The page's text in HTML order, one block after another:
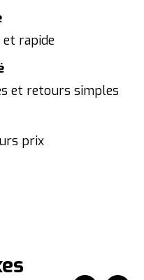
rapide
et retours simples
prix